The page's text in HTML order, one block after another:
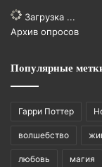
Загрузка ...
Архив опросов
Популярные
Гарри Поттер
волшебство
любовь магия